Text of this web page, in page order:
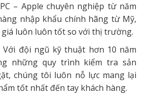
– Apple chuyên nghiệp từ năm
nhập khẩu chính hãng từ Mỹ,
giá luôn luôn tốt so với thị trường.
Với đội ngũ kỹ thuật hơn 10 năm
những quy trình kiểm tra sản
chúng tôi luôn nỗ lực mang lại
tốt nhất đến tay khách hàng.